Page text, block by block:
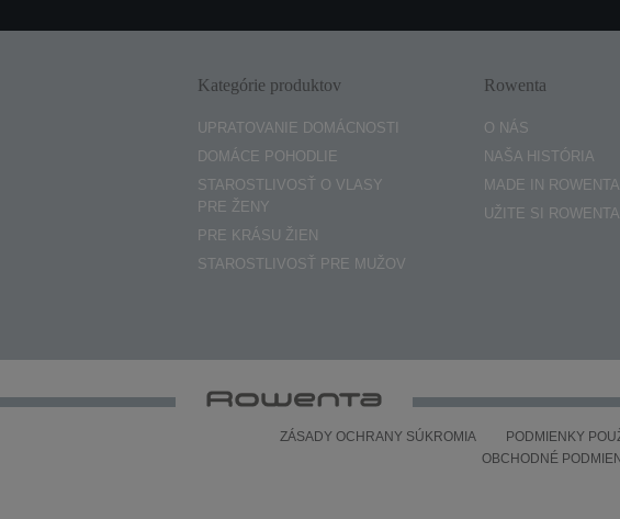
Kategórie produktov
UPRATOVANIE DOMÁCNOSTI
DOMÁCE POHODLIE
STAROSTLIVOSŤ O VLASY
PRE ŽENY
PRE KRÁSU ŽIEN
STAROSTLIVOSŤ PRE MUŽOV
Rowenta
O NÁS
NAŠA HISTÓRIA
MADE IN ROWENTA
UŽITE SI ROWENTA
ZÁSADY OCHRANY SÚKROMIA PODMIENKY
OBCHODNÉ